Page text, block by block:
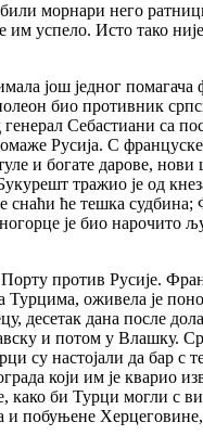
морнари него
успело. Исто тако
још једног помагача
био противник
Себастиани са
Русија. С
и богате дарове, нови
тражио је од
ће тешка
је био нарочито
против Русије.
оживела је
десетак дана после
и потом у Влашку.
су настојали да бар с
који им је
како би Турци могли с
и побуњене